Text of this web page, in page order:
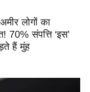
लोगों का
70% संपत्ति ‘इस’
हैं मुंह